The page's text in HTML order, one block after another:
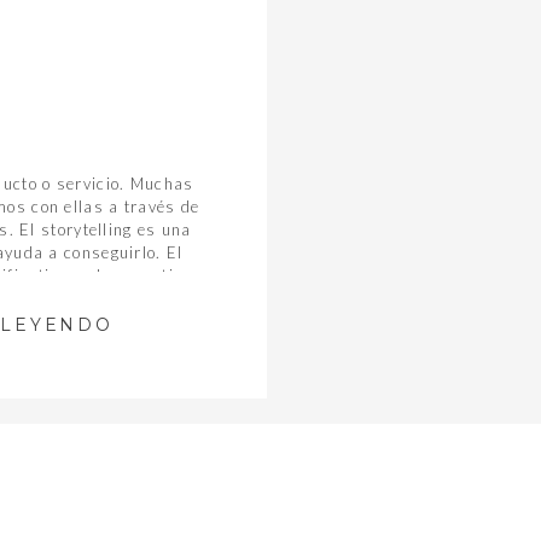
o servicio. Muchas
con ellas a través de
El storytelling es una
a conseguirlo. El
en la narrativa